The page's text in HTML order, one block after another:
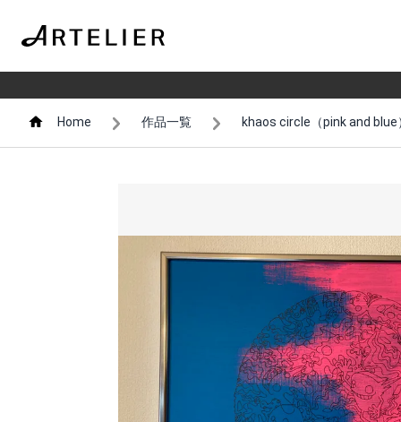
Home 作品一覧 khaos circle（pink and blue